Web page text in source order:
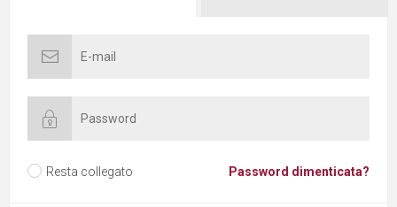
Resta collegato Password dimenticata?